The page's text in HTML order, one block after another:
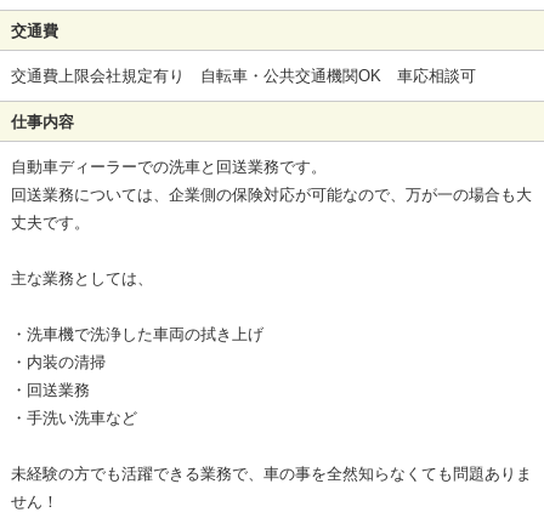
交通費
交通費上限会社規定有り 自転車・公共交通機関OK 車応相談可
仕事内容
自動車ディーラーでの洗車と回送業務です。
回送業務については、企業側の保険対応が可能なので、万が一の場合も大
丈夫です。
主な業務としては、
・洗車機で洗浄した車両の拭き上げ
・内装の清掃
・回送業務
・手洗い洗車など
未経験の方でも活躍できる業務で、車の事を全然知らなくても問題ありま
せん！